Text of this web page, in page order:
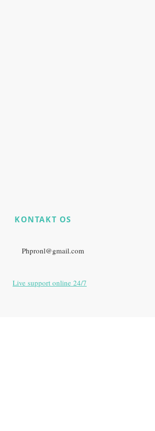
KONTAKT OS
Phpronl@gmail.com
Live support online 24/7